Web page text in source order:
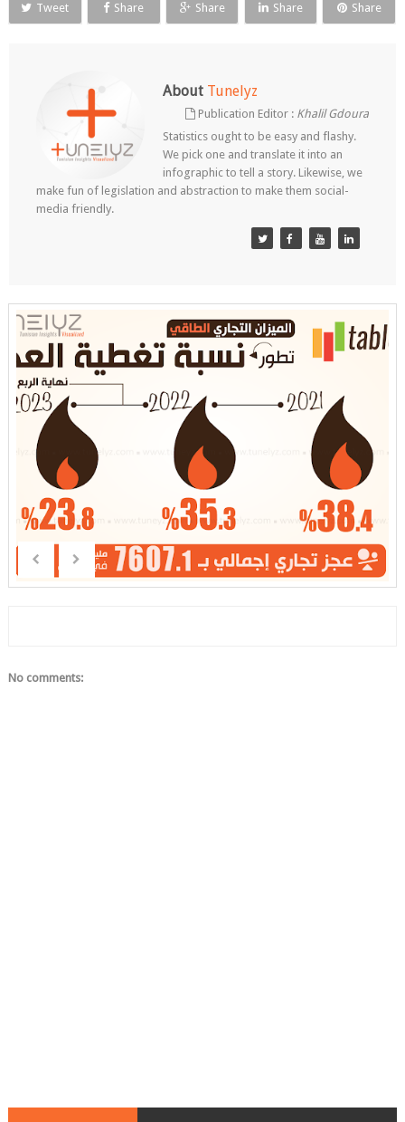
Tweet Share Share Share Share
About Tunelyz
Publication Editor : Khalil Gdoura
Statistics ought to be easy and flashy.
We pick one and translate it into an
infographic to tell a story. Likewise, we
make fun of legislation and abstraction to make them social-
media friendly.
No comments: